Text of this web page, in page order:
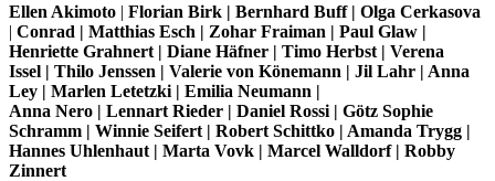
Ellen Akimoto | Florian Birk | Bernhard Buff | Olga Cerkasova
| Conrad | Matthias Esch | Zohar Fraiman | Paul Glaw |
Henriette Grahnert | Diane Häfner | Timo Herbst | Verena
Issel | Thilo Jenssen | Valerie von Könemann | Jil Lahr | Anna
Ley | Marlen Letetzki | Emilia Neumann |
Anna Nero | Lennart Rieder | Daniel Rossi | Götz Sophie
Schramm | Winnie Seifert | Robert Schittko | Amanda Trygg |
Hannes Uhlenhaut | Marta Vovk | Marcel Walldorf | Robby
Zinnert